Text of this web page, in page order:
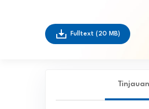
Fulltext (20 MB)
Tinjauan